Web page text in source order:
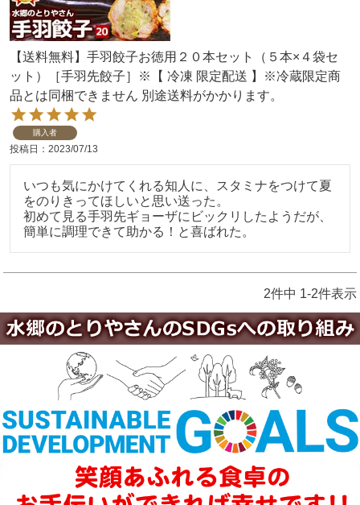
【送料無料】手羽餃子お徳用２０本セット（５本×４袋セ
ット）［手羽先餃子］※【 冷凍 限定配送 】※冷蔵限定商
品とは同梱できません 別途送料がかかります。
購入者
投稿日 2023/07/13
いつも気にかけてくれる知人に、スタミナをつけて夏
をのりきってほしいと思い送った。
初めて見る手羽先ギョーザにビックリしたようだが、
簡単に調理できて助かる！と喜ばれた。
2件中 1-2件表示